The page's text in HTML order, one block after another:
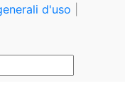
d'uso